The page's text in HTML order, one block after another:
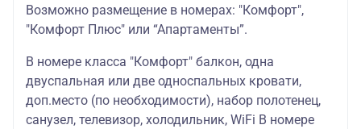
Возможно размещение в номерах: "Комфорт",
"Комфорт Плюс" или “Апартаменты”.
В номере класса "Комфорт" балкон, одна
двуспальная или две односпальных кровати,
доп.место (по необходимости), набор полотенец,
санузел, телевизор, холодильник, WiFi В номере